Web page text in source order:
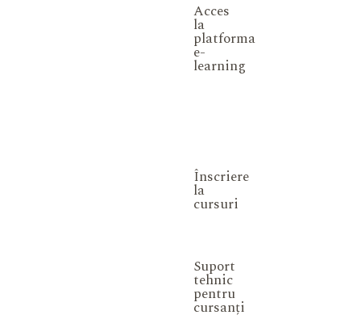
Acces
la
platforma
e-
learning
Înscriere
la
cursuri
Suport
tehnic
pentru
cursanți